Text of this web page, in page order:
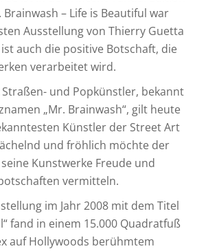
– Life is Beautiful war
Ausstellung von Thierry Guetta
ist auch die positive Botschaft, die
verarbeitet wird.
und Popkünstler, bekannt
„Mr. Brainwash“, gilt heute
Künstler der Street Art
und fröhlich möchte der
Kunstwerke Freude und
vermitteln.
im Jahr 2008 mit dem Titel
fand in einem 15.000 Quadratfuß
auf Hollywoods berühmtem